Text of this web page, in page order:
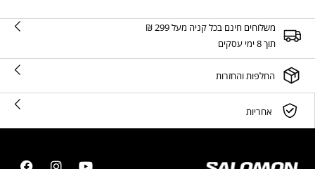
משלוחים חינם בכל קניה מעל 299 ₪
תוך 8 ימי עסקים
החלפות והחזרות
אחריות